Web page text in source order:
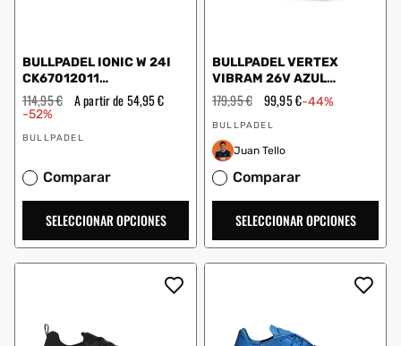
BULLPADEL IONIC W 24I
CK67012011
BLANCO/AZUL CELESTE
MUJER
Precio
habitual
114,95 € Precio
de
A partir de 54,95 €
-52%
Proveedor:
BULLPADEL
Comparar
SELECCIONAR OPCIONES
BULLPADEL VERTEX
VIBRAM 26V AZUL
MARINO DC92004000
Precio
habitual
179,95 € Precio
oferta
99,95 €-44%
Proveedor:
BULLPADEL
Juan Tello
Comparar
SELECCIONAR OPCIONES